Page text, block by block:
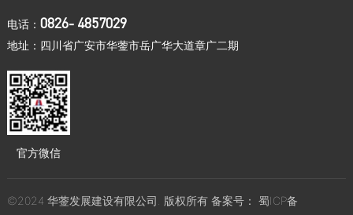
电话： 0826- 4857029
地址：四川省广安市华蓥市岳广华大道章广二期
官方微信
©2024 华蓥发展建设有限公司. 版权所有 备案号： 蜀ICP备